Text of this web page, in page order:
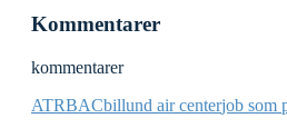
Kommentarer
kommentarer
ATRBACbillund air centerjob som